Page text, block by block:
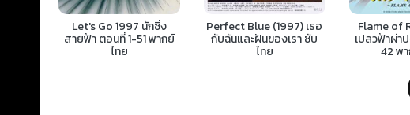
Let's Go 1997 นักซิ่ง
สายฟ้า ตอนที่ 1-51 พากย์
ไทย
Perfect Blue (1997) เธอ
กับฉันและฝันของเรา ซับ
ไทย
Flame of
เปลวฟ้าผ่า
42 พ